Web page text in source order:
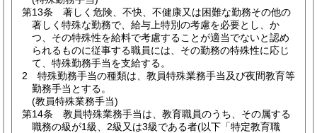
第13条
著しく危険、不快、不健康又は困難な勤務その他の
著しく特殊な勤務で、給与上特別の考慮を必要とし、か
つ、その特殊性を給料で考慮することが適当でないと認め
られるものに従事する職員には、その勤務の特殊性に応じ
て、特殊勤務手当を支給する。
2
特殊勤務手当の種類は、教員特殊業務手当及び夜間教育等
勤務手当とする。
(教員特殊業務手当)
第14条
教員特殊業務手当は、教育職員のうち、その属する
職務の級が1級、2級又は3級である者(以下「特定教育職